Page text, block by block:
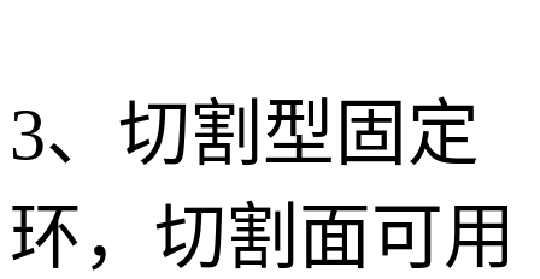
3、 切割型固定
环，切割面可用